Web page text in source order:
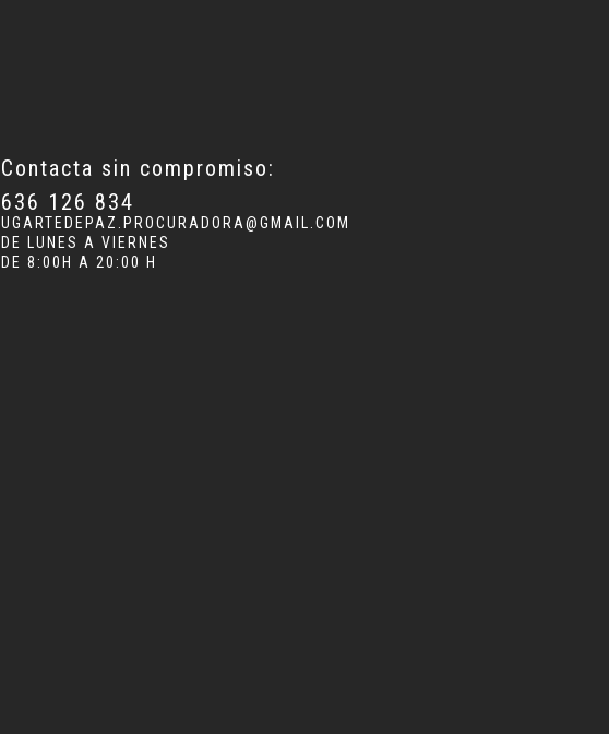
Contacta sin compromiso:
636 126 834
UGARTEDEPAZ.PROCURADORA@GMAIL.COM
DE LUNES A VIERNES
DE 8:00H A 20:00 H